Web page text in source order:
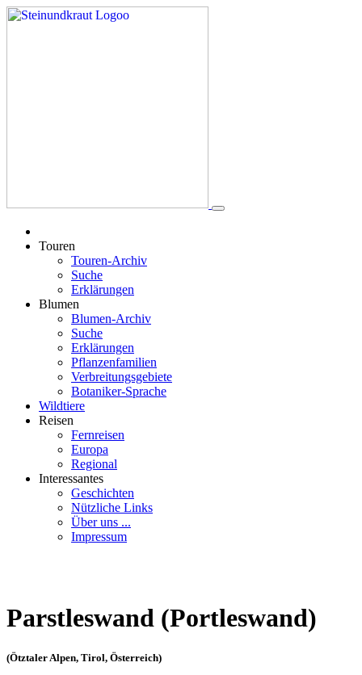
Touren
Touren-Archiv
Suche
Erklärungen
Blumen
Blumen-Archiv
Suche
Erklärungen
Pflanzenfamilien
Verbreitungsgebiete
Botaniker-Sprache
Wildtiere
Reisen
Fernreisen
Europa
Regional
Interessantes
Geschichten
Nützliche Links
Über uns ...
Impressum
Parstleswand (Portleswand)
(Ötztaler Alpen, Tirol, Österreich)